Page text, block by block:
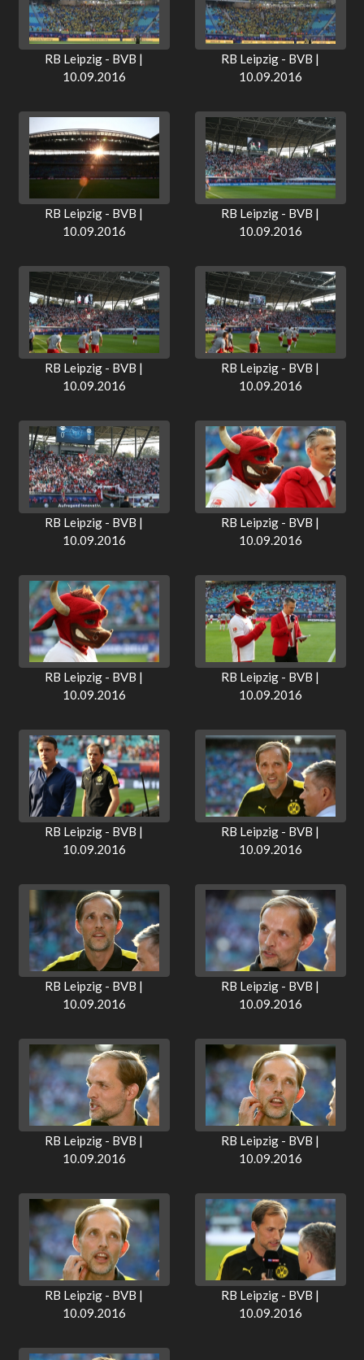
RB Leipzig - BVB |
10.09.2016
RB Leipzig - BVB |
10.09.2016
RB Leipzig - BVB |
10.09.2016
RB Leipzig - BVB |
10.09.2016
RB Leipzig - BVB |
10.09.2016
RB Leipzig - BVB |
10.09.2016
RB Leipzig - BVB |
10.09.2016
RB Leipzig - BVB |
10.09.2016
RB Leipzig - BVB |
10.09.2016
RB Leipzig - BVB |
10.09.2016
RB Leipzig - BVB |
10.09.2016
RB Leipzig - BVB |
10.09.2016
RB Leipzig - BVB |
10.09.2016
RB Leipzig - BVB |
10.09.2016
RB Leipzig - BVB |
10.09.2016
RB Leipzig - BVB |
10.09.2016
RB Leipzig - BVB |
10.09.2016
RB Leipzig - BVB |
10.09.2016